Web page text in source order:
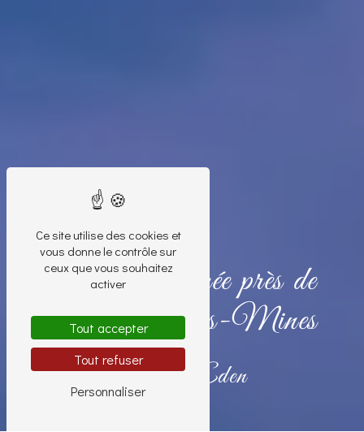
Peinture colorée près de
Montceau-les-Mines
Nouvel Eden
Ce site utilise des cookies et
vous donne le contrôle sur
ceux que vous souhaitez
activer
Tout accepter
Tout refuser
Personnaliser